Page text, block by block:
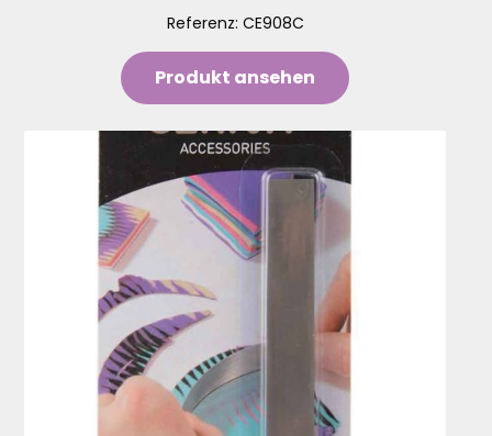
Referenz: CE908C
Produkt ansehen